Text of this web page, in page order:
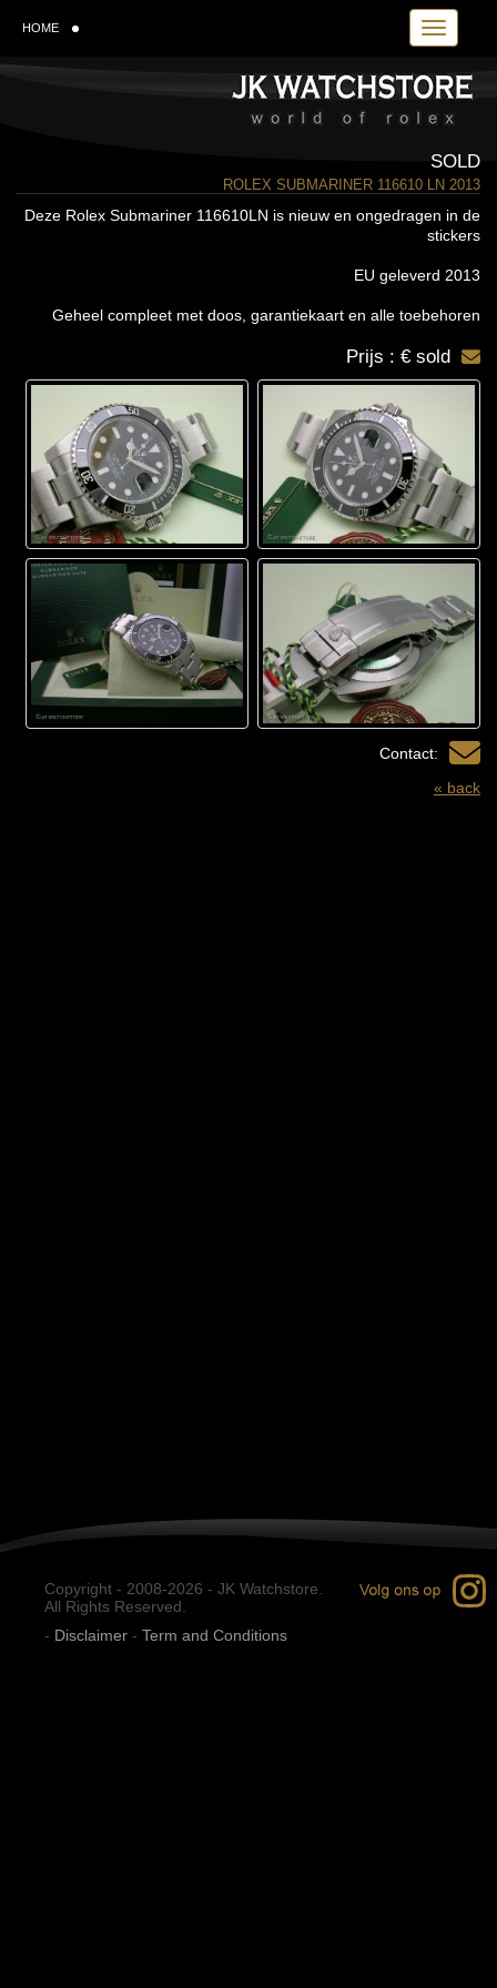
Toggle
HOME
SOLD
ROLEX SUBMARINER 116610 LN 2013
Deze Rolex Submariner 116610LN is nieuw en ongedragen in de
stickers
EU geleverd 2013
Geheel compleet met doos, garantiekaart en alle toebehoren
Prijs : € sold
Contact:
« back
Copyright - 2008-2026 - JK Watchstore.
All Rights Reserved.
- Disclaimer - Term and Conditions